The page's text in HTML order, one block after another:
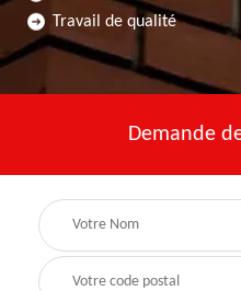
Travail de qualité
Demande